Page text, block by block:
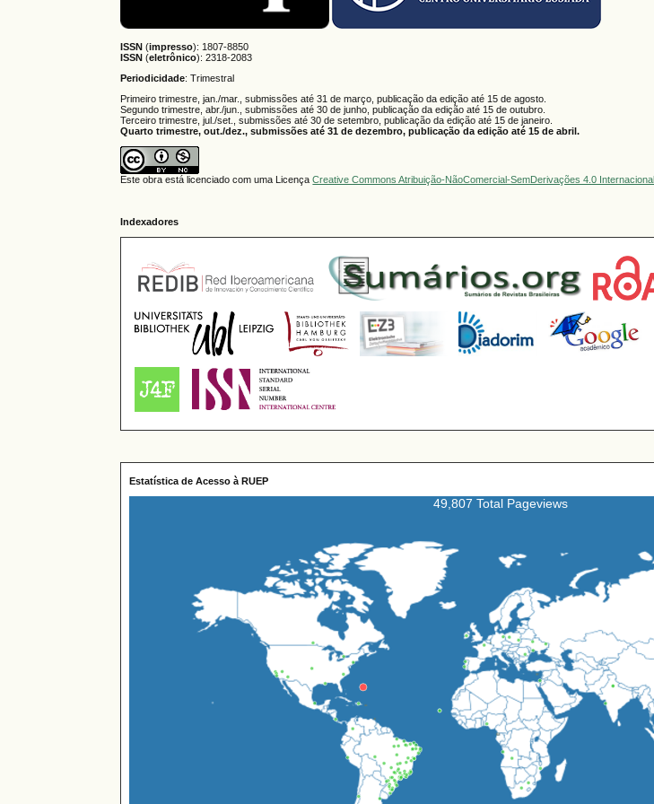
ISSN (impresso): 1807-8850
ISSN (eletrônico):2318-2083
Periodicidade: Trimestral
Primeiro trimestre, jan./mar., submissões até 31 de março, publicação da edição até 15 de agosto.
Segundo trimestre, abr./jun., submissões até 30 de junho, publicação da edição até 15 de outubro.
Terceiro trimestre, jul./set., submissões até 30 de setembro, publicação da edição até 15 de janeiro.
Quarto trimestre, out./dez., submissões até 31 de dezembro, publicação da edição até 15 de abril.
Este obra está licenciado com uma LicençaCreative Commons Atribuição-NãoComercial-SemDerivações 4.0 Internacional
Indexadores
Estatística de Acesso à RUEP
49,807 Total Pageviews